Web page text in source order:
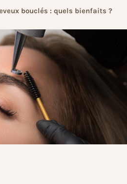
bouclés : quels bienfaits ?